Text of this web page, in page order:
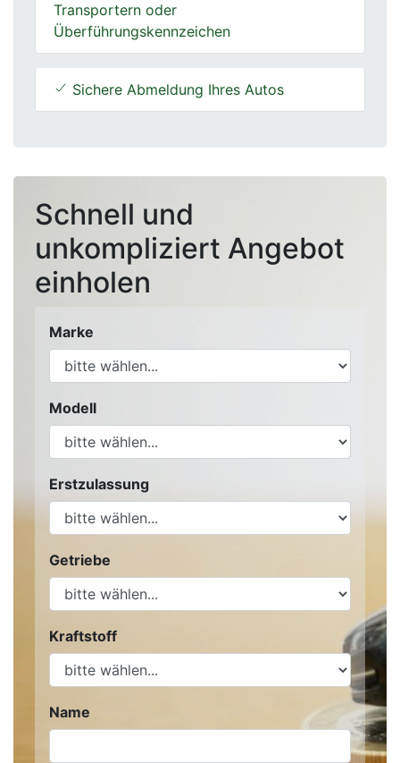
Transportern oder
Überführungskennzeichen
Sichere Abmeldung Ihres Autos
Schnell und
unkompliziert Angebot
einholen
Marke
Modell
Erstzulassung
Getriebe
Kraftstoff
Name